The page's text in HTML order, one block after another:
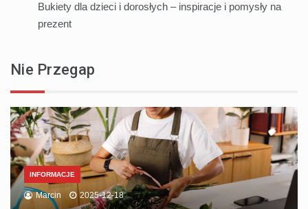
Bukiety dla dzieci i dorosłych – inspiracje i pomysły na
prezent
Nie Przegap
INFORMACJE
Marcin 2025-12-18